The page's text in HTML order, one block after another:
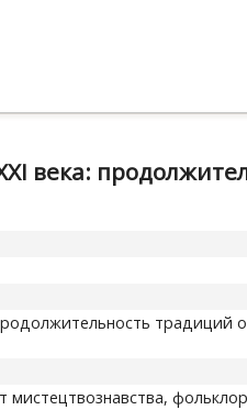
века:
мистецтвознавства,